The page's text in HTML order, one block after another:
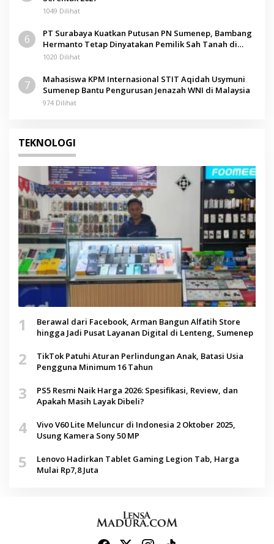
1049 Dilihat
6
PT Surabaya Kuatkan Putusan PN Sumenep, Bambang
Hermanto Tetap Dinyatakan Pemilik Sah Tanah di
Pamolokan
1020 Dilihat
7
Mahasiswa KPM Internasional STIT Aqidah Usymuni
Sumenep Bantu Pengurusan Jenazah WNI di Malaysia
974 Dilihat
TEKNOLOGI
1
Berawal dari Facebook, Arman Bangun Alfatih Store
hingga Jadi Pusat Layanan Digital di Lenteng, Sumenep
2
TikTok Patuhi Aturan Perlindungan Anak, Batasi Usia
Pengguna Minimum 16 Tahun
3
PS5 Resmi Naik Harga 2026: Spesifikasi, Review, dan
Apakah Masih Layak Dibeli?
4
Vivo V60 Lite Meluncur di Indonesia 2 Oktober 2025,
Usung Kamera Sony 50 MP
5
Lenovo Hadirkan Tablet Gaming Legion Tab, Harga
Mulai Rp7,8 Juta